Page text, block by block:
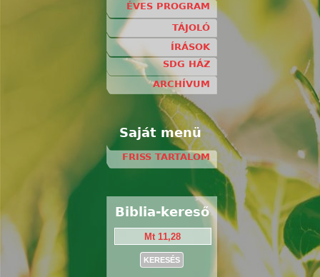
ÉVES PROGRAM
TÁJOLÓ
ÍRÁSOK
SDG HÁZ
ARCHÍVUM
Saját menü
FRISS TARTALOM
Biblia-kereső